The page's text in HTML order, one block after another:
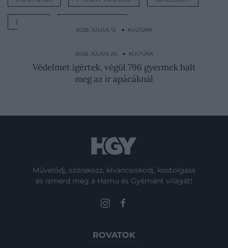
FESTŐ
2026. JÚLIUS 12. ● KULTÚRA
Megmérgezték, lelőtték, folyóba dobták:
Raszputyin életénél…
2026. JÚLIUS 20. ● KULTÚRA
Védelmet ígértek, végül 796 gyermek halt
meg az ír apácáknál
Művelődj, szórakozz, kíváncsiskodj, kóstolgass
és ismerd meg a Hamu és Gyémánt világát!
ROVATOK